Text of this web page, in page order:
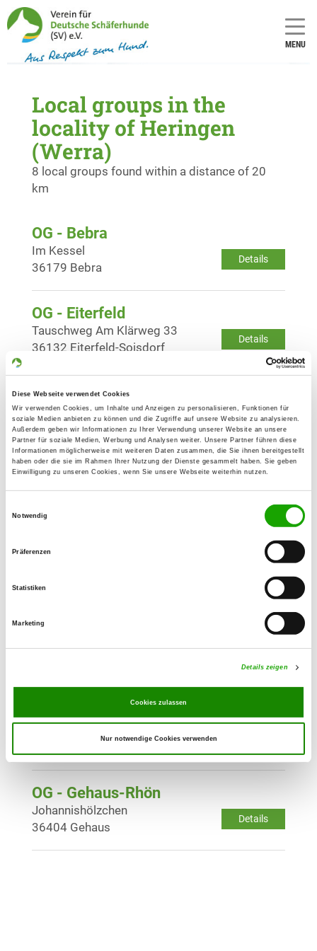
Diese Webseite verwendet Cookies
Wir verwenden Cookies, um Inhalte und Anzeigen zu personalisieren, Funktionen für
soziale Medien anbieten zu können und die Zugriffe auf unsere Website zu analysieren.
Außerdem geben wir Informationen zu Ihrer Verwendung unserer Website an unsere
Partner für soziale Medien, Werbung und Analysen weiter. Unsere Partner führen diese
Informationen möglicherweise mit weiteren Daten zusammen, die Sie ihnen bereitgestellt
haben oder die sie im Rahmen Ihrer Nutzung der Dienste gesammelt haben. Sie geben
Einwilligung zu unseren Cookies, wenn Sie unsere Webseite weiterhin nutzen.
Notwendig
Präferenzen
Statistiken
Marketing
Details zeigen
Cookies zulassen
Nur notwendige Cookies verwenden
MENU
Local groups in the
locality of Heringen
(Werra)
8 local groups found within a distance of 20
km
OG - Bebra
Details
Im Kessel
36179 Bebra
OG - Eiterfeld
Details
Tauschweg Am Klärweg 33
36132 Eiterfeld-Soisdorf
OG - Heringen/Werra
Details
Am Steinberg
36266 Heringen
OG - Hohenroda
Buttlarstr.
OG - Nentershausen
Details
36214 Nentershausen
OG - Südringgau e.V.
Steinmühlenweg 1
OG - Wildeck-Hönebach
36208 Wildeck-Hönebach
OG - Gehaus-Rhön
Details
Johannishölzchen
36404 Gehaus